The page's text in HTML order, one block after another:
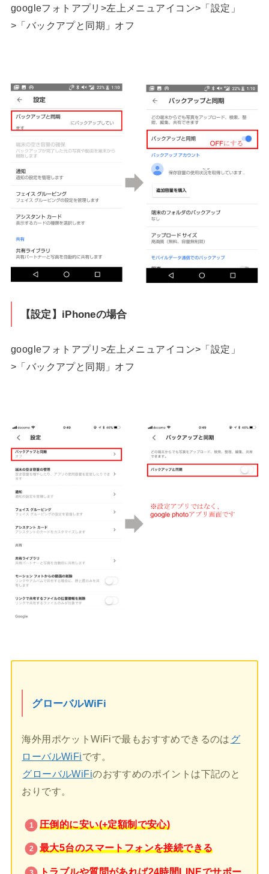
googleフォトアプリ>左上メニュアイコン>「設定」
>「バックアプと同期」オフ
【設定】iPhoneの場合
googleフォトアプリ>左上メニュアイコン>「設定」
>「バックアプと同期」オフ
グローバルWiFi
海外用ポケットWiFiで最もおすすめできるのは グ
ローバルWiFiです。
グローバルWiFiのおすすめのポイントは下記のと
おりです。
圧倒的に安い(+定額制で安心)
最大5台のスマートフォンを接続できる
トラブルや質問があれば24時間LINEでサポー